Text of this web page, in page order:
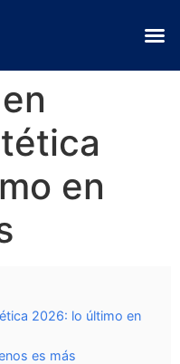
en
2026: lo último en
es más